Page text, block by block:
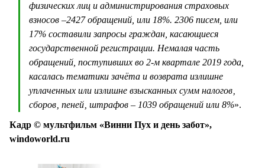
физических лиц и администрирования страховых
взносов –2427 обращений, или 18%. 2306 писем, или
17% составили запросы граждан, касающиеся
государственной регистрации. Немалая часть
обращений, поступивших во 2-м квартале 2019 года,
касалась тематики зачёта и возврата излишне
уплаченных или излишне взысканных сумм налогов‚
сборов‚ пеней‚ штрафов – 1039 обращений или 8%».
Кадр © мультфильм «Винни Пух и день забот»,
windoworld.ru